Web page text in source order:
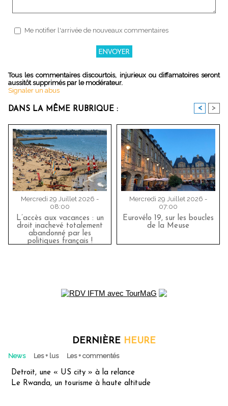
Me notifier l'arrivée de nouveaux commentaires
Tous les commentaires discourtois, injurieux ou diffamatoires seront
aussitôt supprimés par le modérateur.
Signaler un abus
DANS LA MÊME RUBRIQUE : < >
Mercredi 29 Juillet 2026 -
08:00
L’accès aux vacances : un
droit inachevé totalement
abandonné par les
politiques français !
Mercredi 29 Juillet 2026 -
07:00
Eurovélo 19, sur les boucles
de la Meuse
DERNIÈRE HEURE
News Les + lus Les + commentés
Detroit, une « US city » à la relance
Le Rwanda, un tourisme à haute altitude